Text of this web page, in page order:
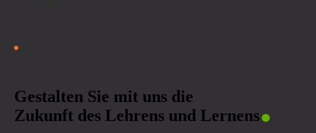
Gestalten Sie mit uns die
Zukunft des Lehrens und Lernens.